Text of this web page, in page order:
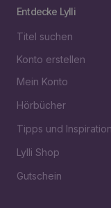
Entdecke Lylli
Titel suchen
Konto erstellen
Mein Konto
Hörbücher
Tipps und Inspiration
Lylli Shop
Gutschein